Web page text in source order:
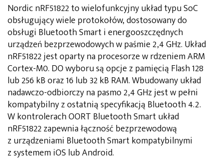
Nordic nRF51822 to wielofunkcyjny układ typu SoC
obsługujący wiele protokołów, dostosowany do
obsługi Bluetooth Smart i energooszczędnych
urządzeń bezprzewodowych w paśmie 2,4 GHz. Układ
nRF51822 jest oparty na procesorze w rdzeniem ARM
Cortex-M0. DO wyboru są opcje z pamięcią Flash 128
lub 256 kB oraz 16 lub 32 kB RAM. Wbudowany układ
nadawczo-odbiorczy na pasmo 2,4 GHz jest w pełni
kompatybilny z ostatnią specyfikacją Bluetooth 4.2.
W kontrolerach OORT Bluetooth Smart układ
nRF51822 zapewnia łączność bezprzewodową
z urządzeniami Bluetooth Smart kompatybilnymi
z systemem iOS lub Android.